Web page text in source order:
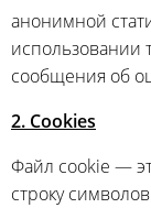
анонимной
использовании
сообщения об
2. Cookies
Файл cookie —
строку